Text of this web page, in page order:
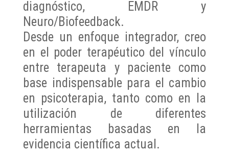
diagnóstico, EMDR y
Neuro/Biofeedback.
Desde un enfoque integrador, creo
en el poder terapéutico del vínculo
entre terapeuta y paciente como
base indispensable para el cambio
en psicoterapia, tanto como en la
utilización de diferentes
herramientas basadas en la
evidencia científica actual.